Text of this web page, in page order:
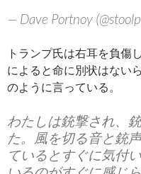
— Dave Portnoy
トランプ氏は右耳を負傷
によると命に別状はない
のように言っている。
わたしは銃撃され、
た。風を切る音と銃
ているとすぐに気付